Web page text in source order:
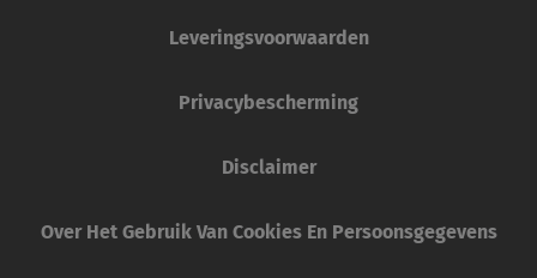
Leveringsvoorwaarden
Privacybescherming
Disclaimer
Over Het Gebruik Van Cookies En Persoonsgegevens